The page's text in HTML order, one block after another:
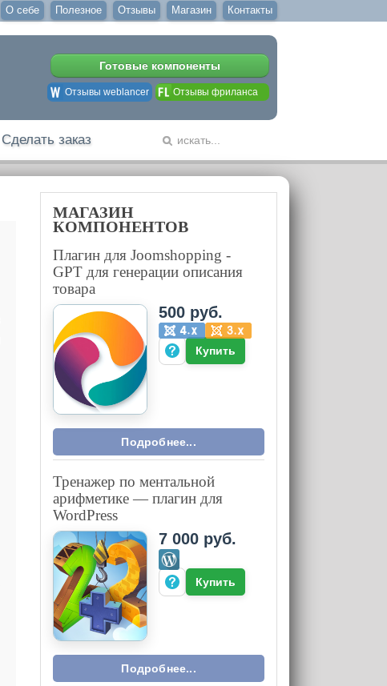
О себе Полезное Отзывы Магазин Контакты
Готовые компоненты
Отзывы weblancer Отзывы фриланса
Сделать заказ
МАГАЗИН
КОМПОНЕНТОВ
Плагин для Joomshopping -
GPT для генерации описания
товара
500 руб.
Купить
Подробнее...
Тренажер по ментальной
арифметике — плагин для
WordPress
7 000 руб.
Купить
Подробнее...